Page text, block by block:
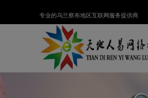
专业的乌兰察布地区互联网服务提供商